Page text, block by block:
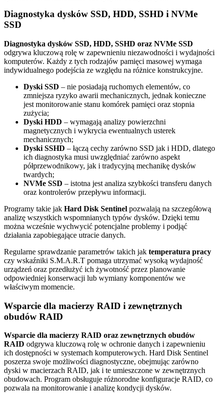
Diagnostyka dysków SSD, HDD, SSHD i NVMe
SSD
Diagnostyka dysków SSD, HDD, SSHD oraz NVMe SSD
odgrywa kluczową rolę w zapewnieniu niezawodności i wydajności
komputerów. Każdy z tych rodzajów pamięci masowej wymaga
indywidualnego podejścia ze względu na różnice konstrukcyjne.
Dyski SSD – nie posiadają ruchomych elementów, co
zmniejsza ryzyko awarii mechanicznych, jednak konieczne
jest monitorowanie stanu komórek pamięci oraz stopnia
zużycia;
Dyski HDD – wymagają analizy powierzchni
magnetycznych i wykrycia ewentualnych usterek
mechanicznych;
Dyski SSHD – łączą cechy zarówno SSD jak i HDD, dlatego
ich diagnostyka musi uwzględniać zarówno aspekt
półprzewodnikowy, jak i tradycyjną mechanikę dysków
twardych;
NVMe SSD – istotna jest analiza szybkości transferu danych
oraz kontrolerów przepływu informacji.
Programy takie jak Hard Disk Sentinel pozwalają na szczegółową
analizę wszystkich wspomnianych typów dysków. Dzięki temu
można wcześnie wychwycić potencjalne problemy i podjąć
działania zapobiegające utracie danych.
Regularne sprawdzanie parametrów takich jak temperatura pracy
czy wskaźniki S.M.A.R.T pomaga utrzymać wysoką wydajność
urządzeń oraz przedłużyć ich żywotność przez planowanie
odpowiedniej konserwacji lub wymiany komponentów we
właściwym momencie.
Wsparcie dla macierzy RAID i zewnętrznych
obudów RAID
Wsparcie dla macierzy RAID oraz zewnętrznych obudów
RAID odgrywa kluczową rolę w ochronie danych i zapewnieniu
ich dostępności w systemach komputerowych. Hard Disk Sentinel
poszerza swoje możliwości diagnostyczne, obejmując zarówno
dyski w macierzach RAID, jak i te umieszczone w zewnętrznych
obudowach. Program obsługuje różnorodne konfiguracje RAID, co
pozwala na monitorowanie i analizę kondycji dysków.